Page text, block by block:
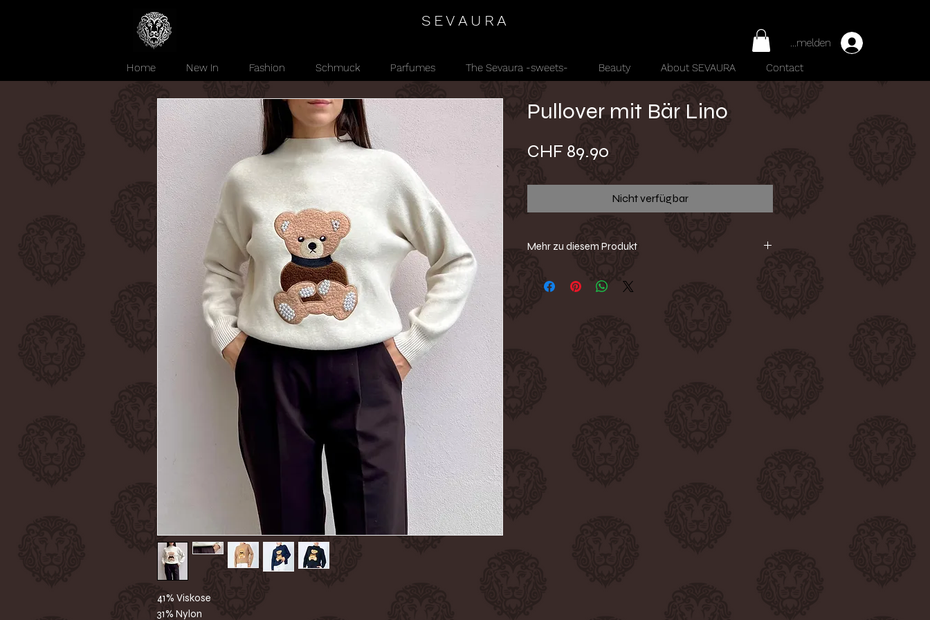
SEVAURA
Anmelden
Home New In Fashion Schmuck Parfumes The Sevaura -sweets- Beauty About SEVAURA Contact
41% Viskose
31% Nylon
Pullover mit Bär Lino
CHF 89.90
Nicht verfügbar
Mehr zu diesem Produkt
Besatz, verziert mit zarten Perlen und einem kurzen